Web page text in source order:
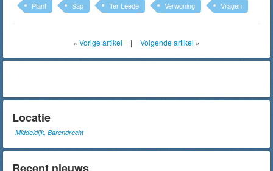
Plant
Sap Ter Leede Verwoning Vragen
« Vorige artikel | Volgende artikel »
Locatie
Middeldijk, Barendrecht